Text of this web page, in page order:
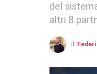
del
altri 8
di